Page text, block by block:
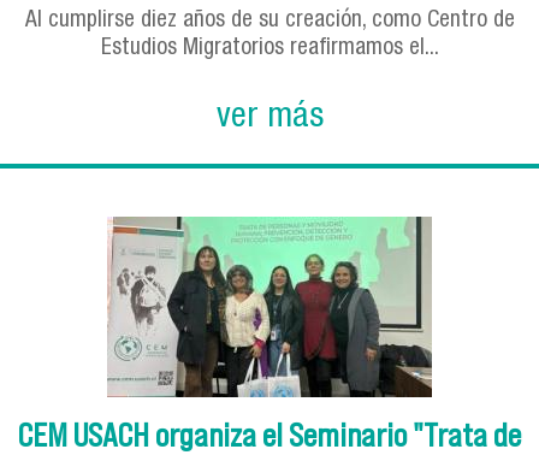
Al cumplirse diez años de su creación, como Centro de
Estudios Migratorios reafirmamos el...
ver más
CEM USACH organiza el Seminario "Trata de